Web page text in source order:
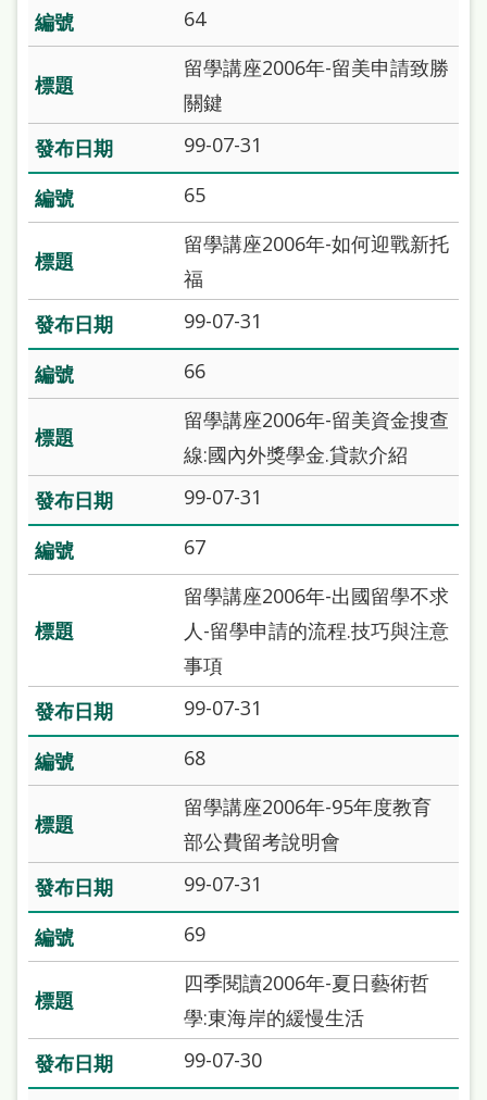
見
答
雙
語
詞
北
通
陳
情
統
English
本
隱
權
及
站
安
全
政
政
64
留學講座2006年-留美申請致勝
關鍵
99-07-31
65
留學講座2006年-如何迎戰新托
福
99-07-31
66
留學講座2006年-留美資金搜查
線:國內外獎學金.貸款介紹
99-07-31
67
留學講座2006年-出國留學不求
人-留學申請的流程.技巧與注意
事項
99-07-31
68
留學講座2006年-95年度教育
部公費留考說明會
99-07-31
69
四季閱讀2006年-夏日藝術哲
學:東海岸的緩慢生活
99-07-30